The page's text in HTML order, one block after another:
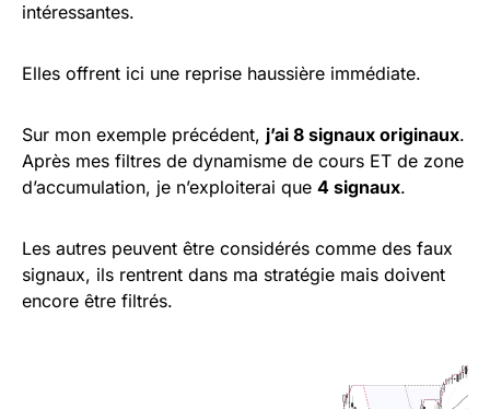
intéressantes.
Elles offrent ici une reprise haussière immédiate.
Sur mon exemple précédent, j’ai 8 signaux originaux.
Après mes filtres de dynamisme de cours ET de zone
d’accumulation, je n’exploiterai que 4 signaux.
Les autres peuvent être considérés comme des faux
signaux, ils rentrent dans ma stratégie mais doivent
encore être filtrés.